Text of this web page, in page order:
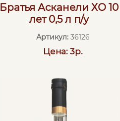
Братья Асканели ХО 10
лет 0,5 л п/у
Артикул:36126
Цена: 3р.